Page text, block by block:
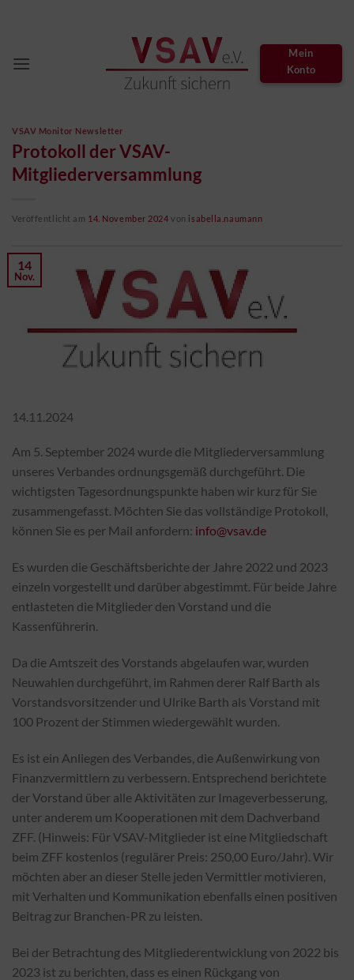
Mein
Konto
VSAV Monitor Newsletter
Protokoll der VSAV-
Mitgliederversammlung
Veröffentlicht am 14. November 2024 von isabella.naumann
14
Nov.
14.11.2024
Am 5. September 2024 wurde die Mitgliederversammlung
unseres Verbandes ordnungsgemäß durchgeführt. Die
wichtigsten Tagesordnungspunkte haben wir kurz für Sie
zusammengefasst. Möchten Sie das vollständige Protokoll,
können Sie es per Mail anfordern: info@vsav.de
Es wurden die Geschäftsberichte der Jahre 2022 und 2023
einzeln vorgestellt und darüber abgestimmt. Für beide Jahre
entlasteten die Mitglieder den Vorstand und die
Kassenführerin.
Da die Amtszeit des Vorstands abgelaufen war, wurden
Neuwahlen durchgeführt, im Rahmen derer Ralf Barth als
Vorstandsvorsitzender und Ulrike Barth als Vorstand mit
100 Prozent der Stimmen wiedergewählt wurden.
Es ist ein Anliegen des Verbandes, die Außenwirkung von
Finanzvermittlern zu verbessern. Entsprechend berichtete
der Vorstand über alle Aktivitäten zur Imageverbesserung,
unter anderem um Kooperationen mit dem Dachverband
ZFF. (Hinweis: Für VSAV-Mitglieder ist eine Mitgliedschaft
beim ZFF kostenlos (regulärer Preis: 250,00 Euro/Jahr). Wir
möchten aber an dieser Stelle jeden Vermittler motivieren,
mit Verhalten und Kommunikation ebenfalls einen positiven
Beitrag zur Branchen-PR zu leisten.
Bei der Betrachtung des Mitgliederentwicklung von 2022 bis
2023 ist zu berichten, dass es einen Rückgang von